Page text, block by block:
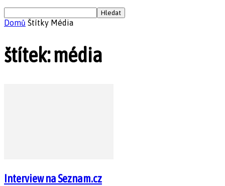
Domů Štítky Média
štítek: média
Interview na Seznam.cz